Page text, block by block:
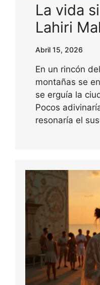
La vida
Lahiri
Abril 15, 2026
En un rincón
montañas se
se erguía la
Pocos
resonaría el